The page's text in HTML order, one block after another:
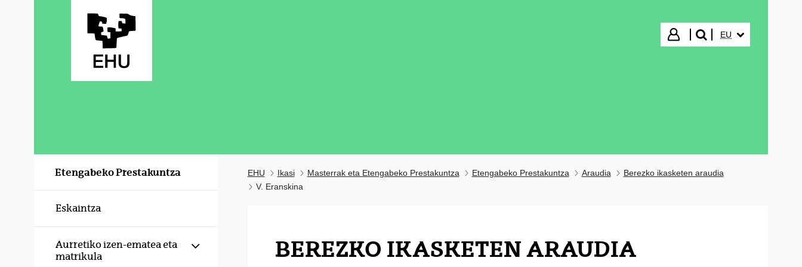
Hasi saioa
bilatu"
EU
Etengabeko Prestakuntza
Eskaintza
Aurretiko izen-ematea eta
matrikula
Erakutsi/izkutatu azpiorriak
EHU Ikasi Masterrak eta Etengabeko Prestakuntza Etengabeko Prestakuntza Araudia
Berezko ikasketen araudia
V. Eranskina
BEREZKO IKASKETEN ARAUDIA